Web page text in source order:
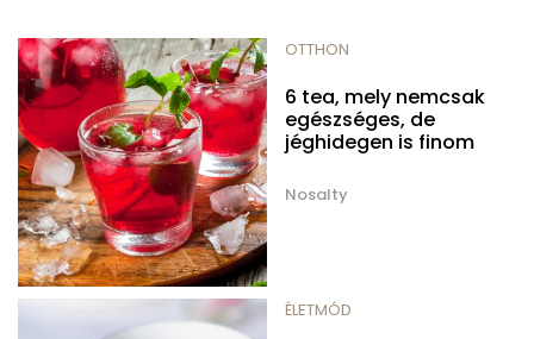
OTTHON
6 tea, mely nemcsak
egészséges, de
jéghidegen is finom
Nosalty
ÉLETMÓD